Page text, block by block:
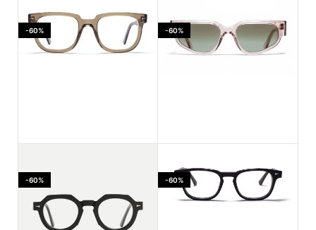
-60%
light
425.00€ 170.00€
-60%
Dustlight
455.00€ 182.00€
-60% -60%